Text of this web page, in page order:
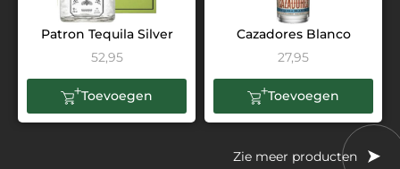
Patron Tequila Silver
52,95
Toevoegen
Cazadores Blanco
27,95
Toevoegen
Zie meer producten